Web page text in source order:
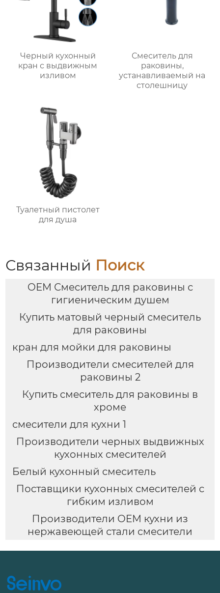
Черный кухонный
кран с выдвижным
изливом
Смеситель для
раковины,
устанавливаемый на
столешницу
Туалетный пистолет
для душа
Связанный Поиск
OEM Смеситель для раковины с
гигиеническим душем
Купить матовый черный смеситель
для раковины
кран для мойки для раковины
Производители смесителей для
раковины 2
Купить смеситель для раковины в
хроме
смесители для кухни 1
Производители черных выдвижных
кухонных смесителей
Белый кухонный смеситель
Поставщики кухонных смесителей с
гибким изливом
Производители OEM кухни из
нержавеющей стали смесители